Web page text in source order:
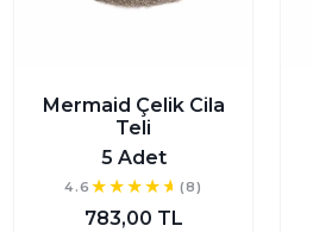
Mermaid Çelik Cila
Teli
5 Adet
4.6 (8)
783,00 TL